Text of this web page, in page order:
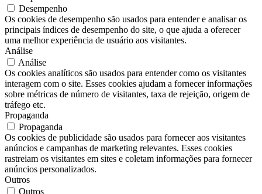
Desempenho
Os cookies de desempenho são usados ​​para entender e analisar os
principais índices de desempenho do site, o que ajuda a oferecer
uma melhor experiência de usuário aos visitantes.
Análise
Análise
Os cookies analíticos são usados ​​para entender como os visitantes
interagem com o site. Esses cookies ajudam a fornecer informações
sobre métricas de número de visitantes, taxa de rejeição, origem de
tráfego etc.
Propaganda
Propaganda
Os cookies de publicidade são usados ​​para fornecer aos visitantes
anúncios e campanhas de marketing relevantes. Esses cookies
rastreiam os visitantes em sites e coletam informações para fornecer
anúncios personalizados.
Outros
Outros